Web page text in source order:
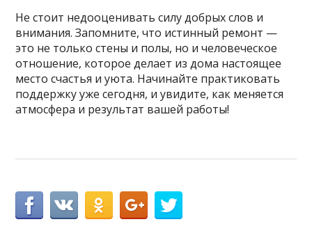
Не стоит недооценивать силу добрых слов и
внимания. Запомните, что истинный ремонт —
это не только стены и полы, но и человеческое
отношение, которое делает из дома настоящее
место счастья и уюта. Начинайте практиковать
поддержку уже сегодня, и увидите, как меняется
атмосфера и результат вашей работы!